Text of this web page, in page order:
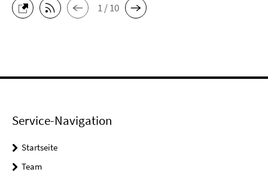
1 / 10
Service-Navigation
Startseite
Team